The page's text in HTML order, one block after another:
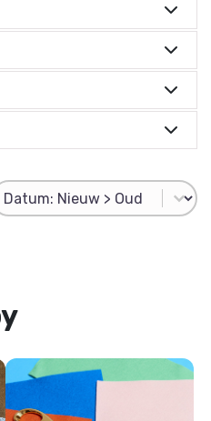
Reset
Sorting
content